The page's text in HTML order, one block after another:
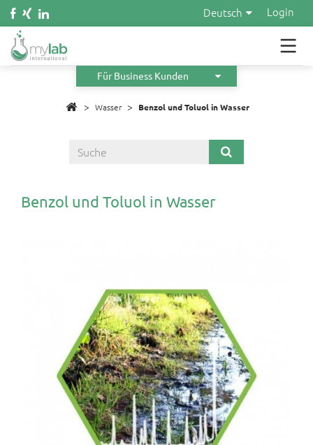
Login
Deutsch
Material
Infos
Angebot anfordern
Für Business Kunden
> Wasser > Benzol und Toluol in Wasser
Benzol und Toluol in Wasser